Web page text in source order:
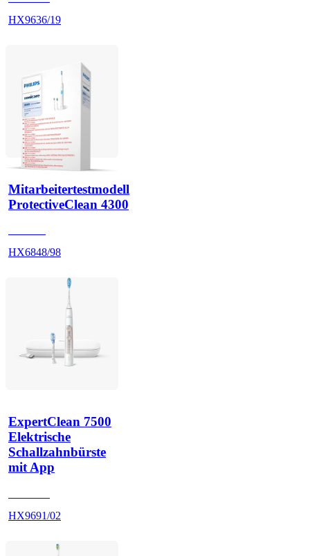
HX9636/19
Mitarbeitertestmodell
ProtectiveClean 4300
HX6848/98
ExpertClean 7500
Elektrische
Schallzahnbürste
mit App
HX9691/02